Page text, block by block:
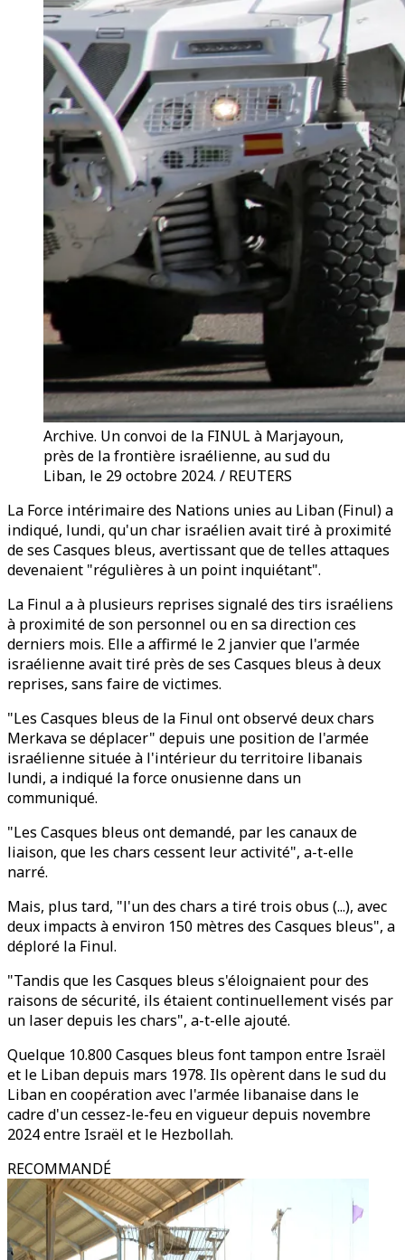
Archive. Un convoi de la FINUL à Marjayoun,
près de la frontière israélienne, au sud du
Liban, le 29 octobre 2024. / REUTERS
La Force intérimaire des Nations unies au Liban (Finul) a
indiqué, lundi, qu'un char israélien avait tiré à proximité
de ses Casques bleus, avertissant que de telles attaques
devenaient "régulières à un point inquiétant".
La Finul a à plusieurs reprises signalé des tirs israéliens
à proximité de son personnel ou en sa direction ces
derniers mois. Elle a affirmé le 2 janvier que l'armée
israélienne avait tiré près de ses Casques bleus à deux
reprises, sans faire de victimes.
"Les Casques bleus de la Finul ont observé deux chars
Merkava se déplacer" depuis une position de l'armée
israélienne située à l'intérieur du territoire libanais
lundi, a indiqué la force onusienne dans un
communiqué.
"Les Casques bleus ont demandé, par les canaux de
liaison, que les chars cessent leur activité", a-t-elle
narré.
Mais, plus tard, "l'un des chars a tiré trois obus (...), avec
deux impacts à environ 150 mètres des Casques bleus", a
déploré la Finul.
"Tandis que les Casques bleus s'éloignaient pour des
raisons de sécurité, ils étaient continuellement visés par
un laser depuis les chars", a-t-elle ajouté.
Quelque 10.800 Casques bleus font tampon entre Israël
et le Liban depuis mars 1978. Ils opèrent dans le sud du
Liban en coopération avec l'armée libanaise dans le
cadre d'un cessez-le-feu en vigueur depuis novembre
2024 entre Israël et le Hezbollah.
RECOMMANDÉ